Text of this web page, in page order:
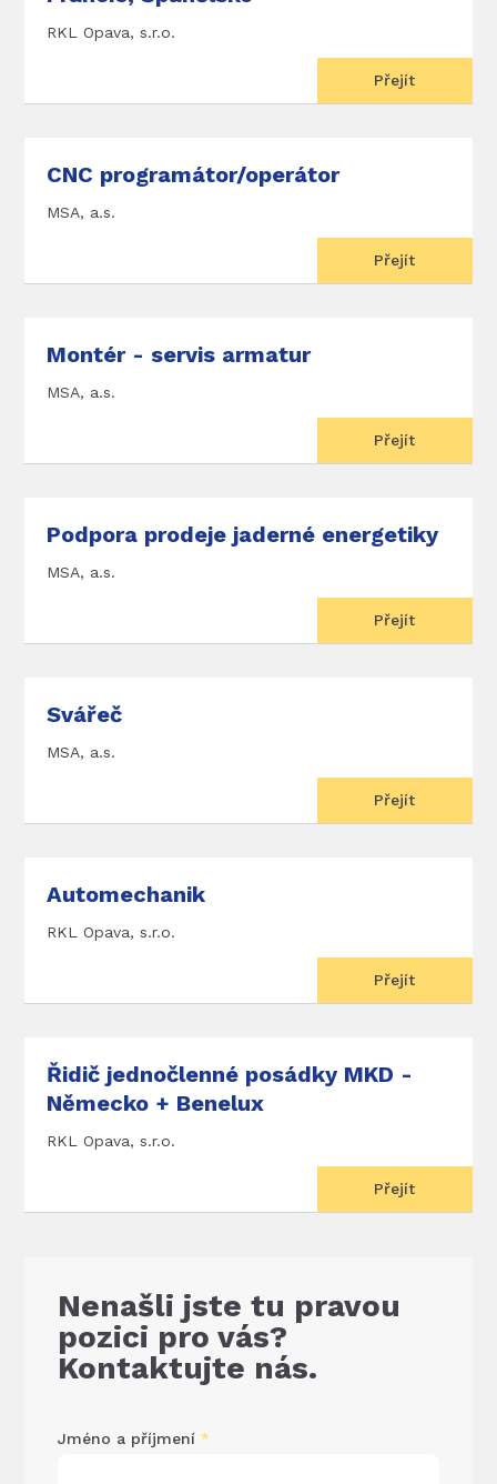
RKL Opava, s.r.o.
Přejít
CNC programátor/operátor
MSA, a.s.
Přejít
Montér - servis armatur
MSA, a.s.
Přejít
Podpora prodeje jaderné energetiky
MSA, a.s.
Přejít
Svářeč
MSA, a.s.
Přejít
Automechanik
RKL Opava, s.r.o.
Přejít
Řidič jednočlenné posádky MKD -
Německo + Benelux
RKL Opava, s.r.o.
Přejít
Nenašli jste tu pravou
pozici pro vás?
Kontaktujte nás.
Jméno a příjmení*